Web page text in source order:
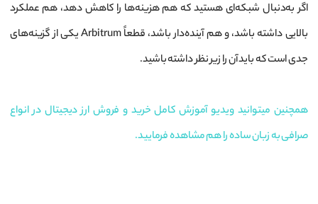
اگر به‌دنبال شبکه‌ای هستید که هم هزینه‌ها را کاهش دهد، هم عملکرد
بالایی داشته باشد، و هم آینده‌دار باشد، قطعاً Arbitrum یکی از گزینه‌های
جدی است که باید آن را زیر نظر داشته باشید.
همچنین میتوانید ویدیو آموزش کامل خرید و فروش ارز دیجیتال در انواع
صرافی به زبان ساده را هم مشاهده فرمایید.